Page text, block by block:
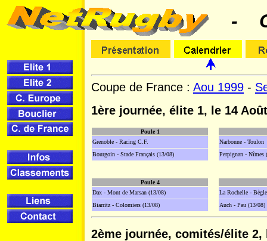
-
Coupe de France : Aou 1999 -
1ère journée, élite 1, le 14
Poule 1
Grenoble - Racing C.F.
Narbonne - Toulon
Bourgoin - Stade Français (13/08)
Perpignan - Nîmes
Poule 4
Dax - Mont de Marsan (13/08)
La Rochelle -
Biarritz - Colomiers (13/08)
Auch - Pau (13/08)
2ème journée, comités/élite 2,